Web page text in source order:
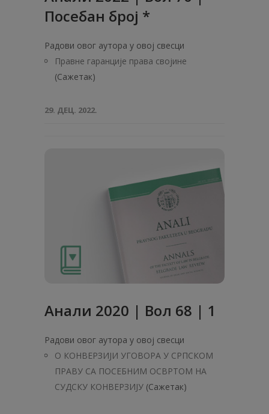
Посебан број *
Радови овог аутора у овој свесци
Правне гаранције права својине
(Сажетак)
29. ДЕЦ. 2022.
Анали 2020 | Вол 68 | 1
Радови овог аутора у овој свесци
О КОНВЕРЗИЈИ УГОВОРА У СРПСКОМ
ПРАВУ СА ПОСЕБНИМ ОСВРТОМ НА
СУДСКУ КОНВЕРЗИЈУ (Сажетак)